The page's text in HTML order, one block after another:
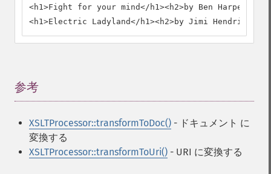
<h1>Fight for your mind</h1><h2>by Ben Harper -
<h1>Electric Ladyland</h1><h2>by Jimi Hendrix -
参考
XSLTProcessor::transformToDoc() - ドキュメント に
変換する
XSLTProcessor::transformToUri() - URI に変換する